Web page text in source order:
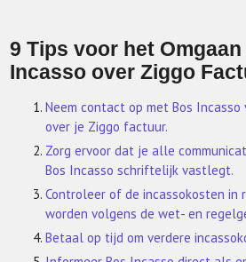
9 Tips voor het
Incasso over Ziggo
Neem contact op met Bos
over je Ziggo factuur.
Zorg ervoor dat je alle
Bos Incasso schriftelijk vastlegt.
Controleer of de incassokosten in
worden volgens de wet- en
Betaal op tijd om verdere